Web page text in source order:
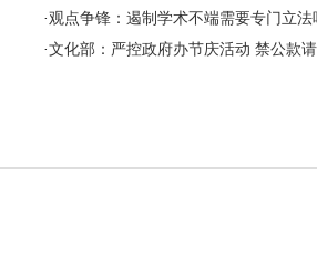
·观点争锋：遏制学术不端需要专门立法
·文化部：严控政府办节庆活动 禁公款